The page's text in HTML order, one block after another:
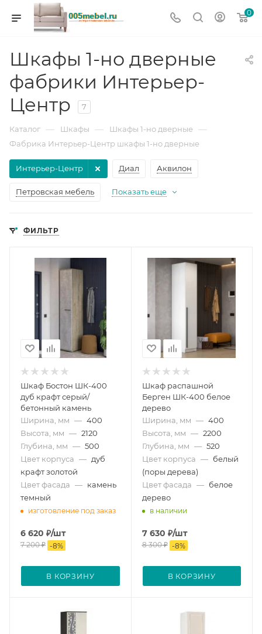
0
Шкафы 1-но дверные
фабрики Интерьер-
Центр
7
Каталог — Шкафы — Шкафы 1-но дверные —
Фабрика Интерьер-Центр шкафы 1-но дверные
Диал Аквилон
Петровская мебель
Интерьер-Центр
Показать еще
ФИЛЬТР
Шкаф Бостон ШК-400
дуб крафт серый/
бетонный камень
Ширина, мм — 400
Высота, мм — 2120
Глубина, мм — 500
Цвет корпуса — дуб
крафт золотой
Цвет фасада — камень
темный
изготовление под заказ
6 620 ₽/шт
7 200₽ -8%
В КОРЗИНУ
Шкаф распашной
Берген ШК-400 белое
дерево
Ширина, мм — 400
Высота, мм — 2200
Глубина, мм — 520
Цвет корпуса — белый
(поры дерева)
Цвет фасада — белое
дерево
в наличии
7 630 ₽/шт
8 300₽ -8%
В КОРЗИНУ